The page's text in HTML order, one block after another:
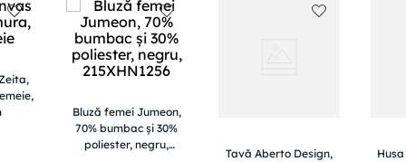
Bluză femei Jumeon,
70% bumbac și 30%
poliester, negru,
Tavă Aberto Design,